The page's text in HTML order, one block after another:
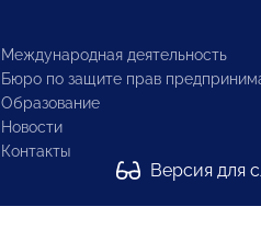
Международная деятельность
Бюро по защите прав
Образование
Новости
Контакты
Версия для